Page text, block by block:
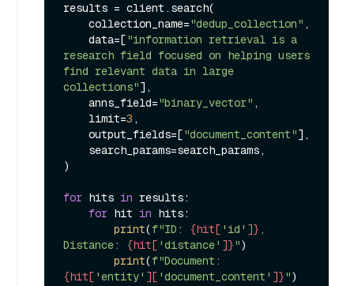
results = client.search(
    collection_name=
"dedup_collection" ,
    data=[
"information retrieval is a
research field focused on helping users
find relevant data in large
collections"],
    anns_field=
"binary_vector" ,
    limit=
3 ,
    output_fields=[
"document_content"],
)
for hits in results:
for hit in hits:
print(f"ID: {hit[ 'id' ]} ,
Distance: {hit[ 'distance' ]}")
print(
{hit[ 'entity' ][ 'document_content' ]}"